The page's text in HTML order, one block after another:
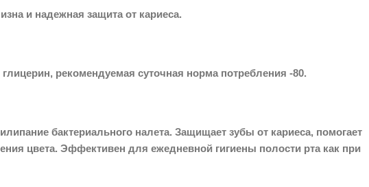
и надежная защита от кариеса.
рекомендуемая суточная норма потребления -80.
бактериального налета. Защищает зубы от кариеса, помогает
цвета. Эффективен для ежедневной гигиены полости рта как при